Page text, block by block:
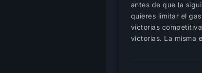
antes de que la
quieres limitar el
victorias
victorias. La misma